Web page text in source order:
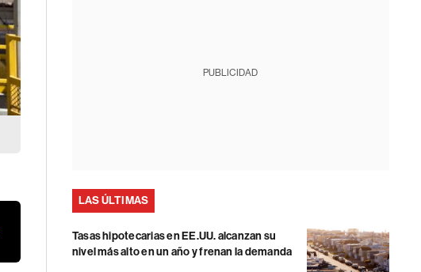
PUBLICIDAD
LAS ÚLTIMAS
Tasas hipotecarias en EE.UU. alcanzan su
nivel más alto en un año y frenan la demanda